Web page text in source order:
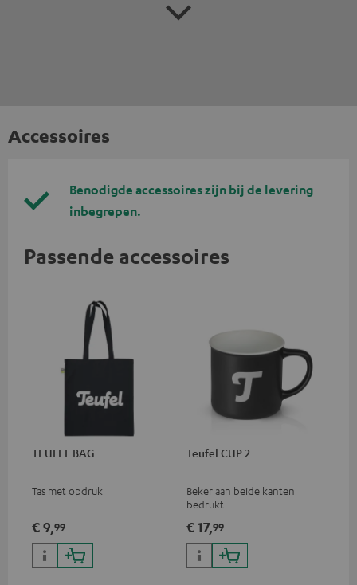
Accessoires
Benodigde accessoires zijn bij de levering
inbegrepen.
Passende accessoires
TEUFEL BAG
Tas met opdruk
€ 9,99
Teufel CUP 2
Beker aan beide kanten
bedrukt
€ 17,99